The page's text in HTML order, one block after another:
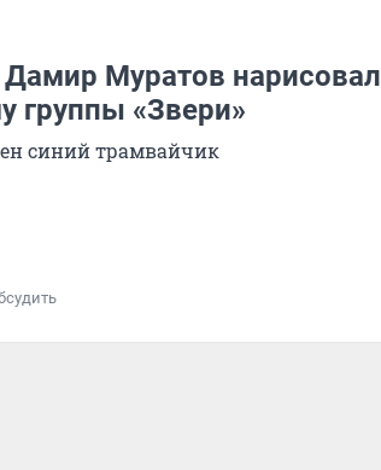
Муратов нарисовал
группы «Звери»
синий трамвайчик